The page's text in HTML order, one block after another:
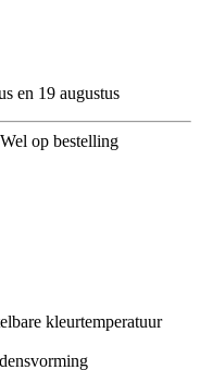
en 19 augustus
op bestelling
kleurtemperatuur